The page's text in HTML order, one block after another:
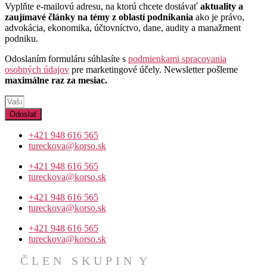
Vyplňte e-mailovú adresu, na ktorú chcete dostávať aktuality a
zaujímavé články na témy z oblastí podnikania ako je právo,
advokácia, ekonomika, účtovníctvo, dane, audity a manažment
podniku.
Odoslaním formuláru súhlasíte s podmienkami spracovania
osobných údajov pre marketingové účely. Newsletter pošleme
maximálne raz za mesiac.
Odoslať
+421 948 616 565
tureckova@korso.sk
+421 948 616 565
tureckova@korso.sk
+421 948 616 565
tureckova@korso.sk
+421 948 616 565
tureckova@korso.sk